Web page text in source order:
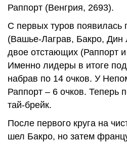
Раппорт (Венгрия, 2693).
С первых туров появилась
(Вашье-Лаграв, Бакро, Дин
двое отстающих (Раппорт
Именно лидеры в итоге
набрав по 14 очков. У
Раппорт – 6 очков. Теперь
тай-брейк.
После первого круга на
шел Бакро, но затем